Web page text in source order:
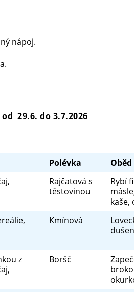
nápoj.
od 29.6.
Polévka Oběd
Rajčatová s
těstovinou
Rybí
kaše,
Kmínová
z
Boršč